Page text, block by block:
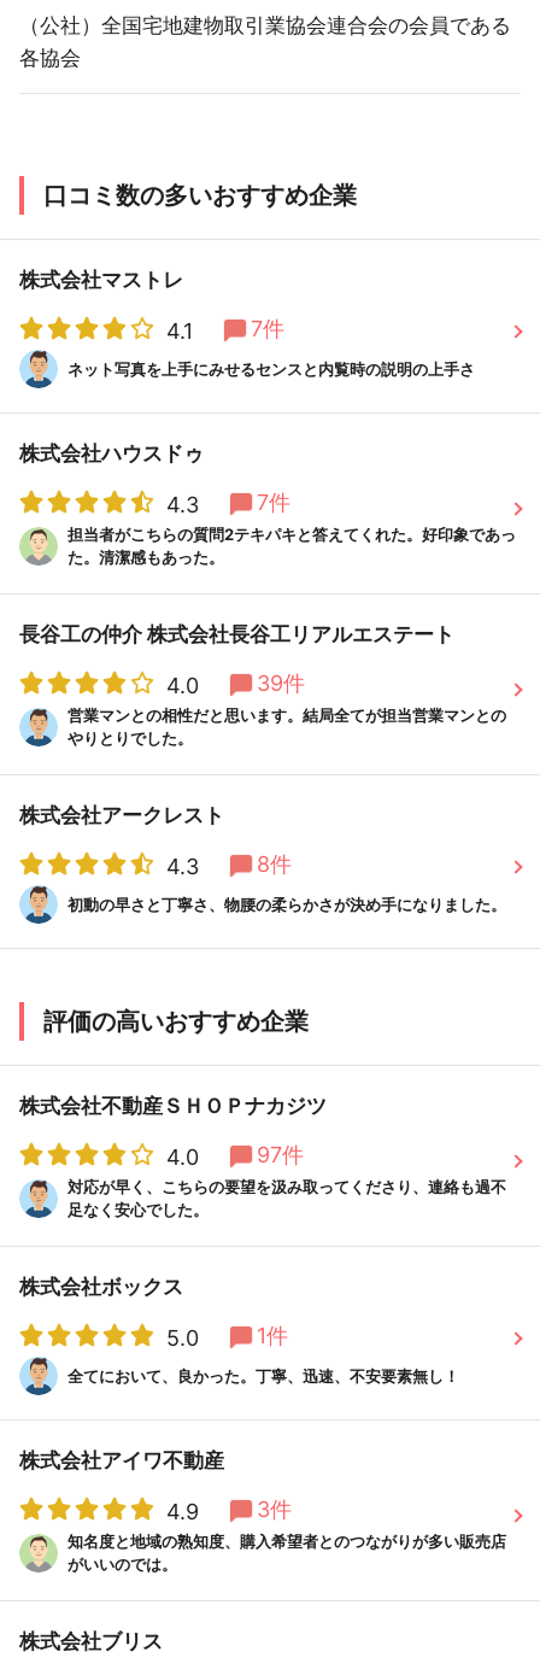
（公社）全国宅地建物取引業協会連合会の会員である
各協会
口コミ数の多いおすすめ企業
株式会社マストレ
4.1 7件
ネット写真を上手にみせるセンスと内覧時の説明の上手さ
株式会社ハウスドゥ
4.3 7件
担当者がこちらの質問2テキパキと答えてくれた。好印象であっ
た。清潔感もあった。
長谷工の仲介 株式会社長谷工リアルエステート
4.0 39件
営業マンとの相性だと思います。結局全てが担当営業マンとの
やりとりでした。
株式会社アークレスト
4.3 8件
初動の早さと丁寧さ、物腰の柔らかさが決め手になりました。
評価の高いおすすめ企業
株式会社不動産ＳＨＯＰナカジツ
4.0 97件
対応が早く、こちらの要望を汲み取ってくださり、連絡も過不
足なく安心でした。
株式会社ボックス
5.0 1件
全てにおいて、良かった。丁寧、迅速、不安要素無し！
株式会社アイワ不動産
4.9 3件
知名度と地域の熟知度、購入希望者とのつながりが多い販売店
がいいのでは。
株式会社ブリス